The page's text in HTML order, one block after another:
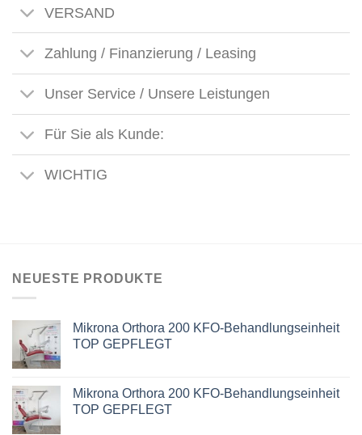
VERSAND
Zahlung / Finanzierung / Leasing
Unser Service / Unsere Leistungen
Für Sie als Kunde:
WICHTIG
NEUESTE PRODUKTE
Mikrona Orthora 200 KFO-Behandlungseinheit
TOP GEPFLEGT
Mikrona Orthora 200 KFO-Behandlungseinheit
TOP GEPFLEGT